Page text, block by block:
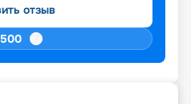
отзыв
500